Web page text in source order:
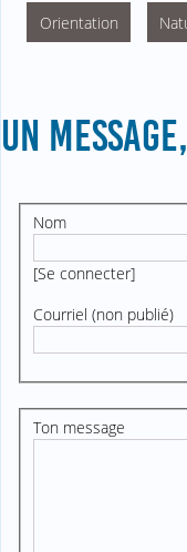
Orientation
UN
Nom
[Se connecter]
Courriel (non publié)
Ton message